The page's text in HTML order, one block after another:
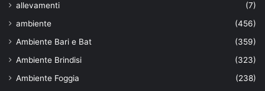
allevamenti
(7)
ambiente
(456)
Ambiente Bari e Bat
(359)
Ambiente Brindisi
(323)
Ambiente Foggia
(238)